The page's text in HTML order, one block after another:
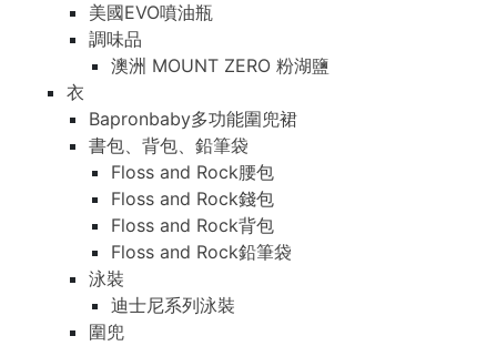
美國EVO噴油瓶
調味品
澳洲 MOUNT ZERO 粉湖鹽
衣
Bapronbaby多功能圍兜裙
書包、背包、鉛筆袋
Floss and Rock腰包
Floss and Rock錢包
Floss and Rock背包
Floss and Rock鉛筆袋
泳裝
迪士尼系列泳裝
圍兜